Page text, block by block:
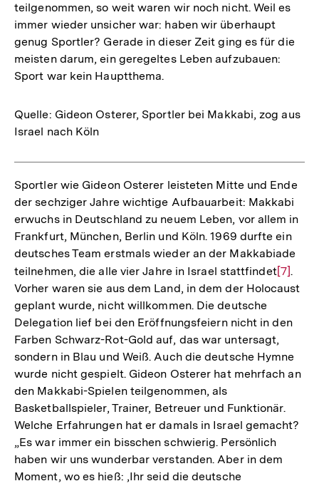
teilgenommen, so weit waren wir noch nicht. Weil es
immer wieder unsicher war: haben wir überhaupt
genug Sportler? Gerade in dieser Zeit ging es für die
meisten darum, ein geregeltes Leben aufzubauen:
Sport war kein Hauptthema.
Quelle: Gideon Osterer, Sportler bei Makkabi, zog aus
Israel nach Köln
Sportler wie Gideon Osterer leisteten Mitte und Ende
der sechziger Jahre wichtige Aufbauarbeit: Makkabi
erwuchs in Deutschland zu neuem Leben, vor allem in
Frankfurt, München, Berlin und Köln. 1969 durfte ein
deutsches Team erstmals wieder an der Makkabiade
teilnehmen, die alle vier Jahre in Israel stattfindetZur
[7].
Vorher waren sie aus dem Land, in dem der Holocaust
geplant wurde, nicht willkommen. Die deutsche
Delegation lief bei den Eröffnungsfeiern nicht in den
Farben Schwarz-Rot-Gold auf, das war untersagt,
sondern in Blau und Weiß. Auch die deutsche Hymne
wurde nicht gespielt. Gideon Osterer hat mehrfach an
den Makkabi-Spielen teilgenommen, als
Basketballspieler, Trainer, Betreuer und Funktionär.
Welche Erfahrungen hat er damals in Israel gemacht?
„Es war immer ein bisschen schwierig. Persönlich
haben wir uns wunderbar verstanden. Aber in dem
Moment, wo es hieß: ,Ihr seid die deutsche